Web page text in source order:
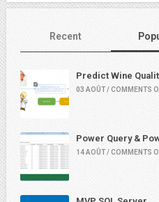
Recent
Predict Wine
03 AOÛT / COMMENTS
Power Query &
14 AOÛT / COMMENTS